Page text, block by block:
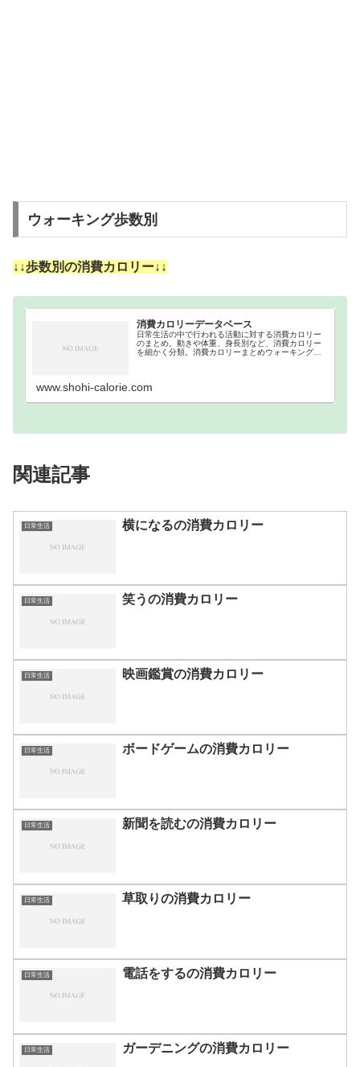
ウォーキング歩数別
↓↓歩数別の消費カロリー↓↓
消費カロリーデータベース
日常生活の中で行われる活動に対する消費カロリー
のまとめ。動きや体重、身長別など、消費カロリー
を細かく分類。消費カロリーまとめウォーキング｜
www.shohi-calorie.com
関連記事
日常生活 横になるの消費カロリー
日常生活 笑うの消費カロリー
日常生活 映画鑑賞の消費カロリー
日常生活 ボードゲームの消費カロリー
日常生活 新聞を読むの消費カロリー
日常生活 草取りの消費カロリー
日常生活 電話をするの消費カロリー
日常生活 ガーデニングの消費カロリー